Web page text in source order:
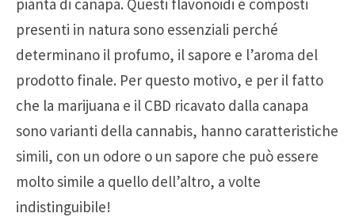
pianta di canapa. Questi flavonoidi e composti
presenti in natura sono essenziali perché
determinano il profumo, il sapore e l’aroma del
prodotto finale. Per questo motivo, e per il fatto
che la marijuana e il CBD ricavato dalla canapa
sono varianti della cannabis, hanno caratteristiche
simili, con un odore o un sapore che può essere
molto simile a quello dell’altro, a volte
indistinguibile!